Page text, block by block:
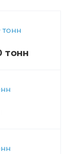
тонн